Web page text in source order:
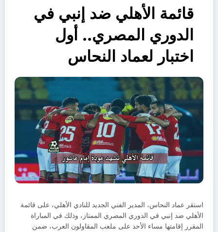
قائمة الأهلي ضد إنبي في
الدوري المصري.. أول
اختبار لعماد النحاس
استقر عماد النحاس، المدير الفني الجديد للنادي الأهلي، على قائمة
الأهلي ضد إنبي في الدوري المصري الممتاز، وذلك في المباراة
المقرر إقامتها مساء الأحد على ملعب المقاولون العرب، ضمن